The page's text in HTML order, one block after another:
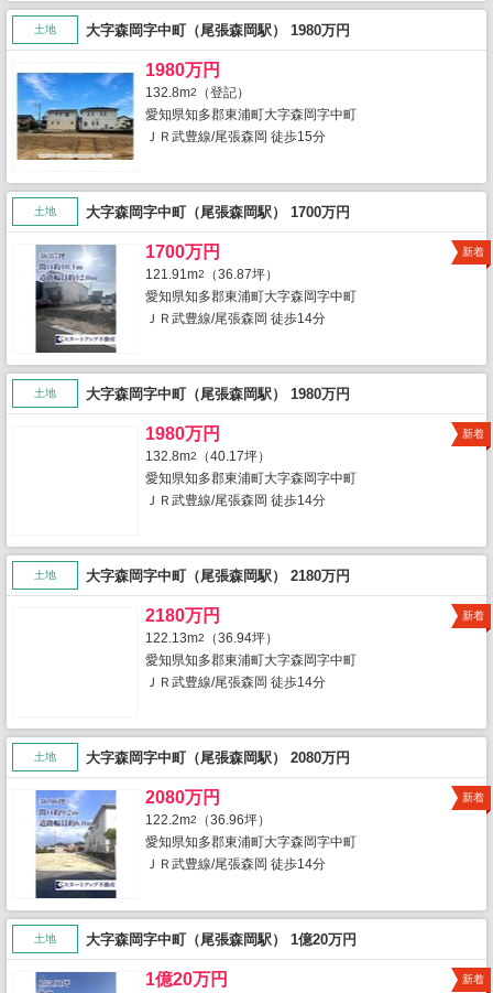
土地 大字森岡字中町（尾張森岡駅） 1980万円
1980万円
132.8m2
（登記）
愛知県知多郡東浦町大字森岡字中町
ＪＲ武豊線/尾張森岡 徒歩15分
土地 大字森岡字中町（尾張森岡駅） 1700万円
1700万円
121.91m2
（36.87坪）
愛知県知多郡東浦町大字森岡字中町
ＪＲ武豊線/尾張森岡 徒歩14分
新着
土地 大字森岡字中町（尾張森岡駅） 1980万円
1980万円
132.8m2
（40.17坪）
愛知県知多郡東浦町大字森岡字中町
ＪＲ武豊線/尾張森岡 徒歩14分
新着
土地 大字森岡字中町（尾張森岡駅） 2180万円
2180万円
122.13m2
（36.94坪）
愛知県知多郡東浦町大字森岡字中町
ＪＲ武豊線/尾張森岡 徒歩14分
新着
土地 大字森岡字中町（尾張森岡駅） 2080万円
2080万円
122.2m2
（36.96坪）
愛知県知多郡東浦町大字森岡字中町
ＪＲ武豊線/尾張森岡 徒歩14分
新着
土地 大字森岡字中町（尾張森岡駅） 1億20万円
1億20万円 新着